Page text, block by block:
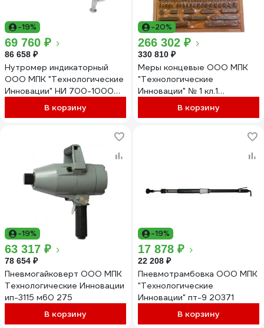
-19%
69 760 ₽
86 658 ₽
Нутромер индикаторный
ООО МПК "Технологические
Инновации" НИ 700-1000
0,01 НК-21453В корзину
-20%
266 302 ₽
330 810 ₽
Меры концевые ООО МПК
"Технологические
Инновации" № 1 кл.1
твердосплавные 9011
В корзину
-19%
63 317 ₽
78 654 ₽
Пневмогайковерт ООО МПК
Технологические Инновации
ип-3115 м60 275
В корзину
-19%
17 878 ₽
22 208 ₽
Пневмотрамбовка ООО МПК
"Технологические
Инновации" пт-9 20371
В корзину